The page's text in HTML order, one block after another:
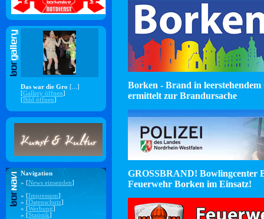
Das war die Gro [...]
[Gallery öffnen]
[Bild öffnen]
Navigation
» [News einsenden]
» [Impressum]
» [Datenschutz]
» [Werbung]
» [Statistik]
Borken - Brand in leerstehendem
ermittelt zur Brandursache
GROSSBRAND! Bowlingcenter
Feuerwehr Borken im Einsatz!